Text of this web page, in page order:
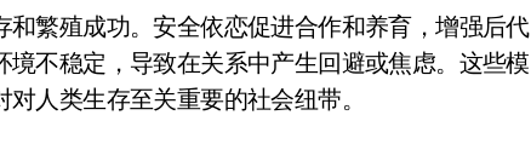
繁殖成功。安全依恋促进合作和养育，增强后代
不稳定，导致在关系中产生回避或焦虑。这些模
人类生存至关重要的社会纽带。